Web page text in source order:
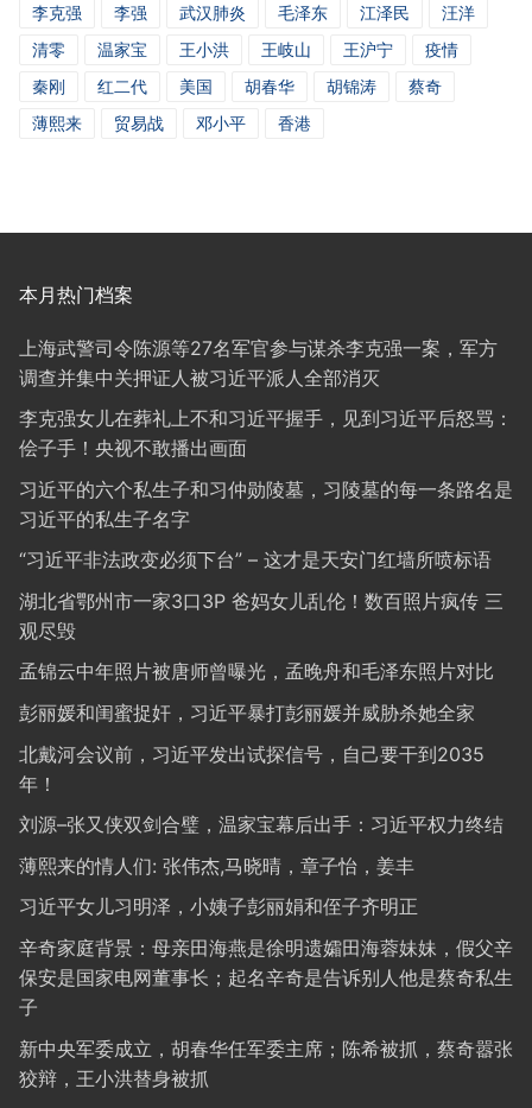
李克强
李强 武汉肺炎 毛泽东 江泽民
汪洋
清零
温家宝 王小洪 王岐山 王沪宁
疫情
秦刚
红二代 美国 胡春华 胡锦涛
蔡奇
薄熙来
贸易战 邓小平 香港
本月热门档案
上海武警司令陈源等27名军官参与谋杀李克强一案，军方
调查并集中关押证人被习近平派人全部消灭
李克强女儿在葬礼上不和习近平握手，见到习近平后怒骂：
侩子手！央视不敢播出画面
习近平的六个私生子和习仲勋陵墓，习陵墓的每一条路名是
习近平的私生子名字
“习近平非法政变必须下台” – 这才是天安门红墙所喷标语
湖北省鄂州市一家3口3P 爸妈女儿乱伦！数百照片疯传 三
观尽毁
孟锦云中年照片被唐师曾曝光，孟晚舟和毛泽东照片对比
彭丽媛和闺蜜捉奸，习近平暴打彭丽媛并威胁杀她全家
北戴河会议前，习近平发出试探信号，自己要干到2035
年！
刘源–张又侠双剑合璧，温家宝幕后出手：习近平权力终结
薄熙来的情人们: 张伟杰,马晓晴，章子怡，姜丰
习近平女儿习明泽，小姨子彭丽娟和侄子齐明正
辛奇家庭背景：母亲田海燕是徐明遗孀田海蓉妹妹，假父辛
保安是国家电网董事长；起名辛奇是告诉别人他是蔡奇私生
子
新中央军委成立，胡春华任军委主席；陈希被抓，蔡奇嚣张
狡辩，王小洪替身被抓